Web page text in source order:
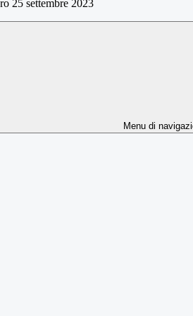
25 settembre 2023
Menu di